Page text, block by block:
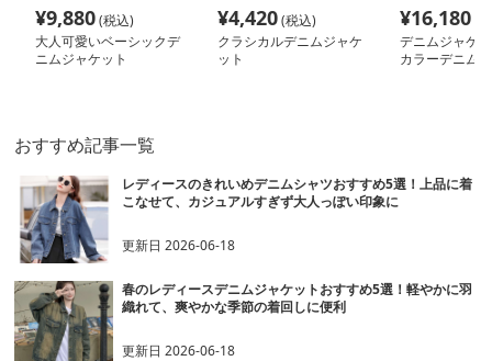
¥9,880(税込)
大人可愛いベーシックデ
ニムジャケット
¥4,420(税込)
クラシカルデニムジャケ
ット
¥16,180
デニムジャケ
カラーデニム
おすすめ記事一覧
レディースのきれいめデニムシャツおすすめ5選！上品に着
こなせて、カジュアルすぎず大人っぽい印象に
更新日2026-06-18
春のレディースデニムジャケットおすすめ5選！軽やかに羽
織れて、爽やかな季節の着回しに便利
更新日2026-06-18